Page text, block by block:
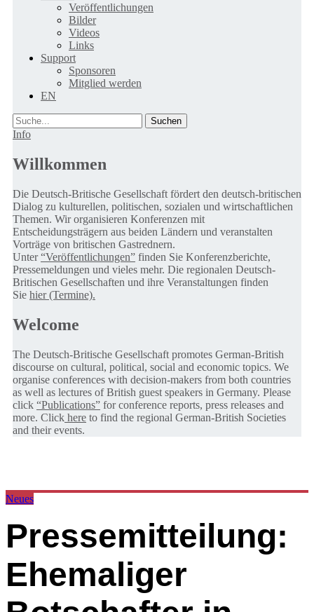
Veröffentlichungen
Bilder
Videos
Links
Support
Sponsoren
Mitglied werden
EN
Suche
Info
Willkommen
Die Deutsch-Britische Gesellschaft fördert den deutsch-britischen
Dialog zu kulturellen, politischen, sozialen und wirtschaftlichen
Themen. Wir organisieren Konferenzen mit
Entscheidungsträgern aus beiden Ländern und veranstalten
Vorträge von britischen Gastrednern.
Unter“Veröffentlichungen” finden Sie Konferenzberichte,
Pressemeldungen und vieles mehr. Die regionalen Deutsch-
Britischen Gesellschaften und ihre Veranstaltungen finden
Sie hier (Termine).
Welcome
The Deutsch-Britische Gesellschaft promotes German-British
discourse on cultural, political, social and economic topics. We
organise conferences with decision-makers from both countries
as well as lectures of British guest speakers in Germany. Please
click “Publications” for conference reports, press releases and
more. Click here to find the regional German-British Societies
and their events.
Neues
Pressemitteilung:
Ehemaliger